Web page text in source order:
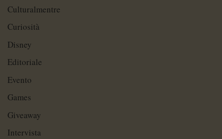
Culturalmentre
Curiosità
Disney
Editoriale
Evento
Games
Giveaway
Intervista